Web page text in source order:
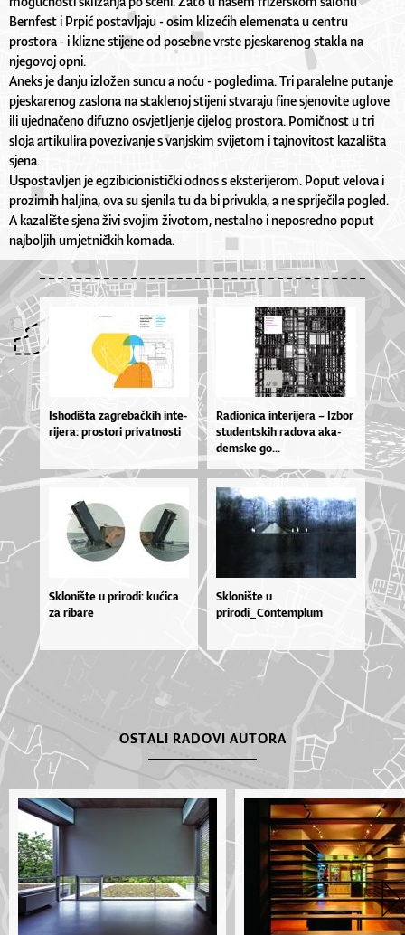
Bernfest i Prpić postavljaju - osim klizećih elemenata u centru
prostora - i klizne stijene od posebne vrste pjeskarenog stakla na
njegovoj opni.
Aneks je danju izložen suncu a noću - pogledima. Tri paralelne putanje
pjeskarenog zaslona na staklenoj stijeni stvaraju fine sjenovite uglove
ili ujednačeno difuzno osvjetljenje cijelog prostora. Pomičnost u tri
sloja artikulira povezivanje s vanjskim svijetom i tajnovitost kazališta
sjena.
Uspostavljen je egzibicionistički odnos s eksterijerom. Poput velova i
prozirnih haljina, ova su sjenila tu da bi privukla, a ne spriječila pogled.
A kazalište sjena živi svojim životom, nestalno i neposredno poput
najboljih umjetničkih komada.
Is­ho­diš­ta za­gre­ba­čkih in­te­
ri­je­ra: pros­to­ri pri­vat­nos­ti
Ra­di­o­ni­ca in­te­ri­je­ra – Iz­bor
stu­den­tskih ra­do­va aka­
dem­ske go...
Sklonište u prirodi: kućica
za ribare
Sklonište u
prirodi_Contemplum
OSTALI RADOVI AUTORA